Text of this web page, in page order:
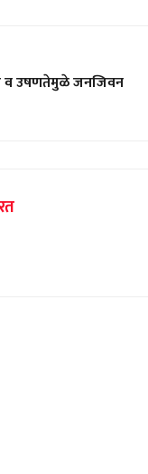
व उषणतेमुळे जनजिवन